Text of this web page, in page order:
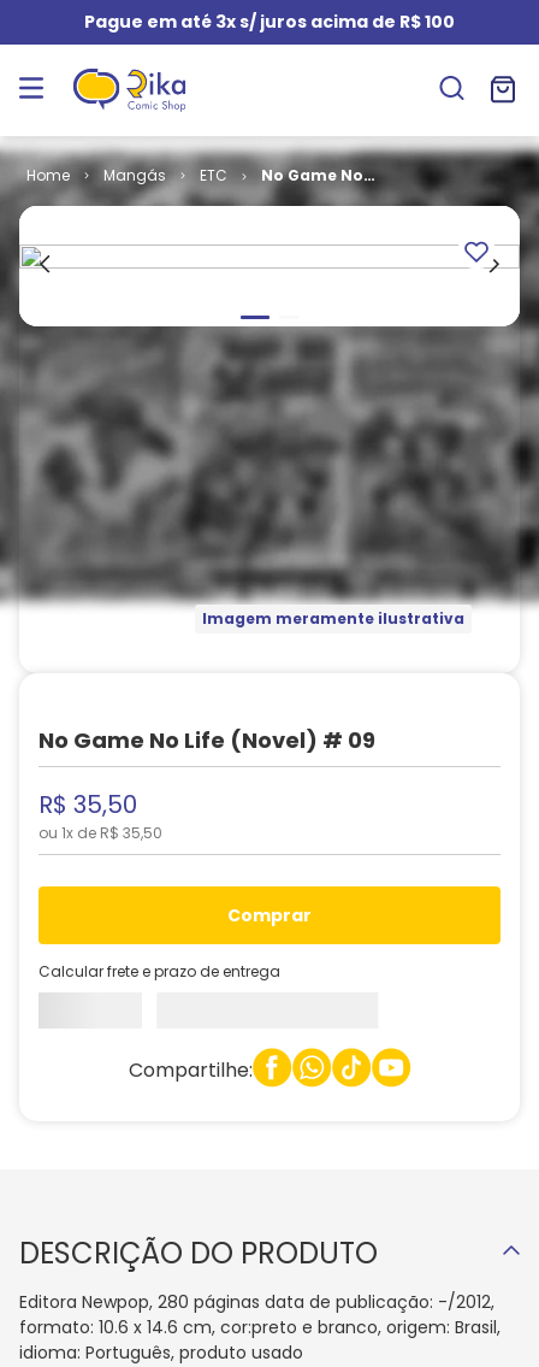
Pague em até 3x s/ juros acima de R$ 100
Mangás ETC
No Game No
Life (Novel) #
Imagem meramente ilustrativa
No Game No Life (Novel) # 09
R$ 35,50
ou 1x de R$ 35,50
comprar
Calcular frete e prazo de entrega
Compartilhe:
DESCRIÇÃO DO PRODUTO
Editora Newpop, 280 páginas data de publicação: -/2012,
formato: 10.6 x 14.6 cm, cor:preto e branco, origem: Brasil,
idioma: Português, produto usado